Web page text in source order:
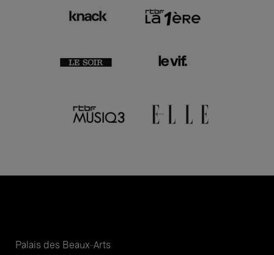
Palais des Beaux-Arts